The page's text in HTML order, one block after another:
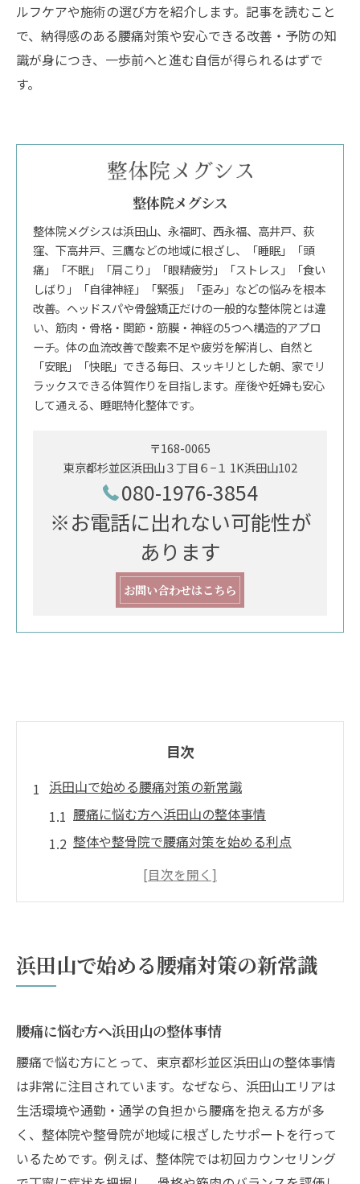
ルフケアや施術の選び方を紹介します。記事を読むこと
で、納得感のある腰痛対策や安心できる改善・予防の知
識が身につき、一歩前へと進む自信が得られるはずで
す。
整体院メグシス
整体院メグシスは浜田山、永福町、西永福、高井戸、荻
窪、下高井戸、三鷹などの地域に根ざし、「睡眠」「頭
痛」「不眠」「肩こり」「眼精疲労」「ストレス」「食い
しばり」「自律神経」「緊張」「歪み」などの悩みを根本
改善。ヘッドスパや骨盤矯正だけの一般的な整体院とは違
い、筋肉・骨格・関節・筋膜・神経の5つへ構造的アプロ
ーチ。体の血流改善で酸素不足や疲労を解消し、自然と
「安眠」「快眠」できる毎日、スッキリとした朝、家でリ
ラックスできる体質作りを目指します。産後や妊婦も安心
して通える、睡眠特化整体です。
〒168-0065
東京都杉並区浜田山３丁目６−１ 1K浜田山102
080-1976-3854
※お電話に出れない可能性が
あります
お問い合わせはこちら
目次
浜田山で始める腰痛対策の新常識
腰痛に悩む方へ浜田山の整体事情
整体や整骨院で腰痛対策を始める利点
腰痛改善のためのマッサージ選び方
腰痛の原因を知り根本改善を目指すアプロ
整体とストレッチで腰痛根本改善のポイン
整骨院での腰痛施術と正しい受け方
腰痛に効くマッサージの秘訣と効果的な活
用法
肩こりも併発する腰痛の特徴と対策方法
浜田山で始める腰痛対策の新常識
腰痛に悩む方へ浜田山の整体事情
腰痛で悩む方にとって、東京都杉並区浜田山の整体事情
は非常に注目されています。なぜなら、浜田山エリアは
生活環境や通勤・通学の負担から腰痛を抱える方が多
く、整体院や整骨院が地域に根ざしたサポートを行って
いるためです。例えば、整体院では初回カウンセリング